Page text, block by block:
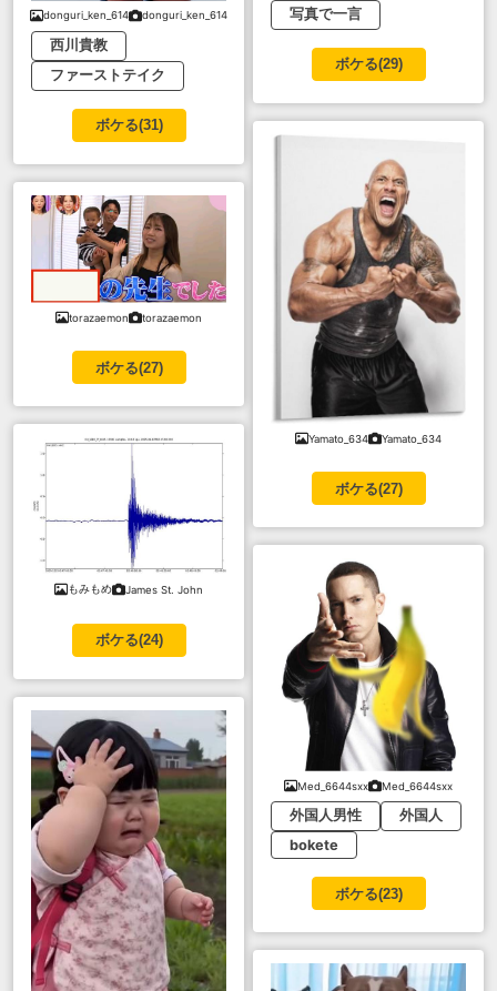
donguri_ken_614 donguri_ken_614
西川貴教
ファーストテイク
ボケる(31)
torazaemon torazaemon
ボケる(27)
もみもめ James St. John
ボケる(24)
写真で一言
ボケる(29)
Yamato_634 Yamato_634
ボケる(27)
Med_6644sxx Med_6644sxx
外国人男性
外国人
bokete
ボケる(23)